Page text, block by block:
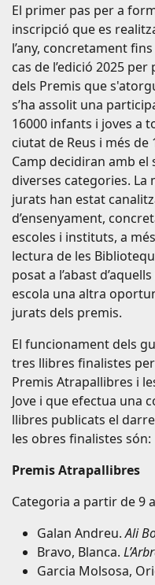
El primer pas per a
inscripció que es
l’any, concretament
cas de l’edició 2025
dels Premis que
s’ha assolit una
16000 infants i joves a
ciutat de Reus i més de
Camp decidiran amb el
diverses categories. La
jurats han estat
d’ensenyament,
escoles i instituts, a
lectura de les
posat a l’abast
escola una altra
jurats dels premis.
El funcionament dels
tres llibres finalistes
Premis Atrapallibres i
Jove i que efectua una
llibres publicats el
les obres finalistes són:
Premis Atrapallibres
Categoria a partir de 9
Galan Andreu.Ali
Bravo, Blanca.
Garcia Molsosa,